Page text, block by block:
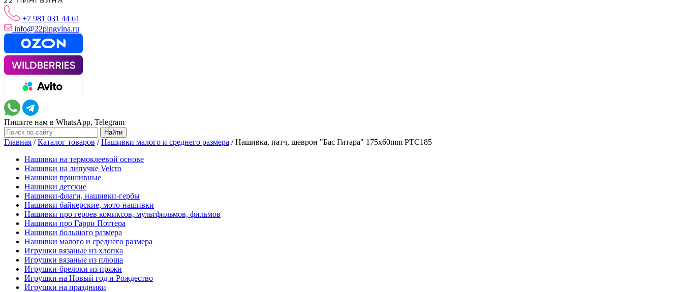
+7 981 031 44 61
info@22pingvina.ru
Пишите нам в WhatsApp, Telegram
Главная /Каталог товаров /Нашивки малого и среднего размера /Нашивка, патч, шеврон "Бас Гитара" 175x60mm PTC185
Нашивки на термоклеевой основе
Нашивки на липучке Velcro
Нашивки пришивные
Нашивки детские
Нашивки-флаги, нашивки-гербы
Нашивки байкерские, мото-нашивки
Нашивки про героев комиксов, мультфильмов, фильмов
Нашивки про Гарри Поттера
Нашивки большого размера
Нашивки малого и среднего размера
Игрушки вязаные из хлопка
Игрушки вязаные из плюша
Игрушки-брелоки из пряжи
Игрушки на Новый год и Рождество
Игрушки на праздники